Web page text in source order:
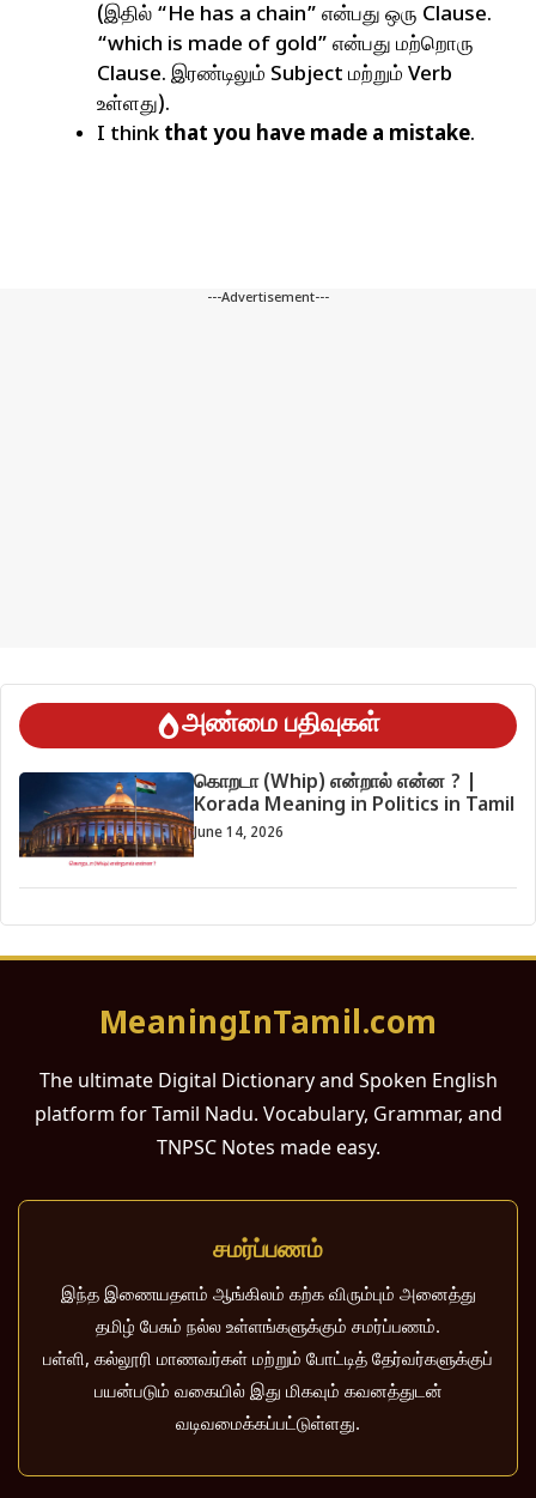
(இதில் “He has a chain” என்பது ஒரு Clause.
“which is made of gold” என்பது மற்றொரு
Clause. இரண்டிலும் Subject மற்றும் Verb
உள்ளது).
I think that you have made a mistake.
---Advertisement---
அண்மை பதிவுகள்
கொறடா (Whip) என்றால் என்ன ? |
Korada Meaning in Politics in Tamil
June 14, 2026
MeaningInTamil.com
The ultimate Digital Dictionary and Spoken English
platform for Tamil Nadu. Vocabulary, Grammar, and
TNPSC Notes made easy.
சமர்ப்பணம்
இந்த இணையதளம் ஆங்கிலம் கற்க விரும்பும் அனைத்து
தமிழ் பேசும் நல்ல உள்ளங்களுக்கும் சமர்ப்பணம்.
பள்ளி, கல்லூரி மாணவர்கள் மற்றும் போட்டித் தேர்வர்களுக்குப்
பயன்படும் வகையில் இது மிகவும் கவனத்துடன்
வடிவமைக்கப்பட்டுள்ளது.